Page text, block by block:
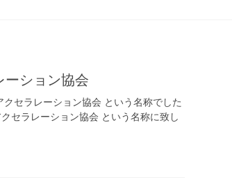
ション協会
セラレーション協会 という名称でした
セラレーション協会 という名称に致し